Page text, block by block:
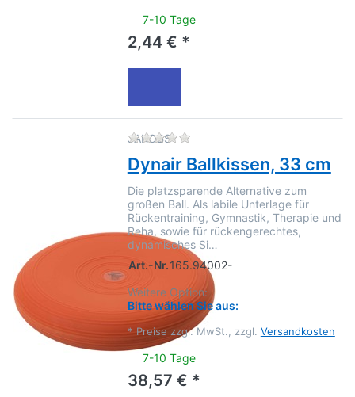
7-10 Tage
2,44 € *
JAKOBS Zu diesem Produkt liegen
Dynair Ballkissen, 33 cm
Die platzsparende Alternative zum
großen Ball. Als labile Unterlage für
Rückentraining, Gymnastik, Therapie und
Reha, sowie für rückengerechtes,
dynamisches Si…
Art.-Nr.165.94002-
Weitere Option:
Bitte wählen Sie aus:
* Preise zzgl. MwSt., zzgl. Versandkosten
7-10 Tage
38,57 € *